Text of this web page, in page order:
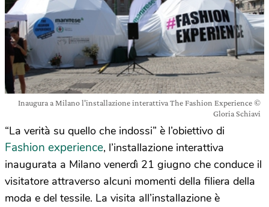
Inaugura a Milano l'installazione interattiva The Fashion Experience ©
Gloria Schiavi
“La verità su quello che indossi” è l’obiettivo di
Fashion experience, l’installazione interattiva
inaugurata a Milano venerdì 21 giugno che conduce il
visitatore attraverso alcuni momenti della filiera della
moda e del tessile. La visita all’installazione è